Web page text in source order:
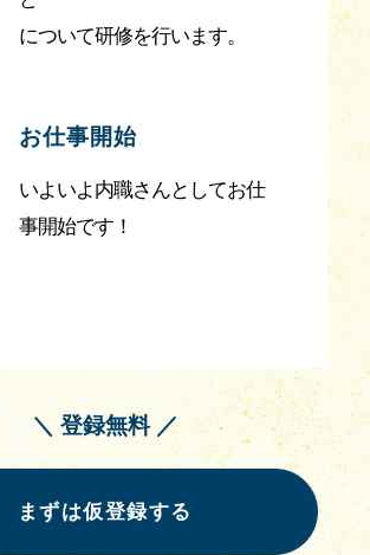
について研修を行います。
お仕事開始
いよいよ内職さんとしてお仕
事開始です！
＼ 登録無料 ／
まずは仮登録する